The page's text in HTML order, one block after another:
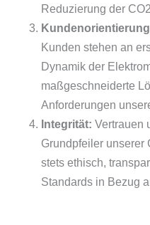
Reduzierung der
Kunden stehen an
Dynamik der
maßgeschneiderte
Anforderungen
Integrität: Vertrauen
Grundpfeiler unserer
stets ethisch,
Standards in Bezug